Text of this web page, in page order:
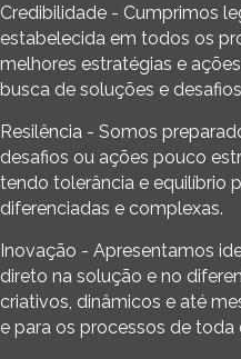
Credibilidade - Cumprimos
estabelecida em todos os
melhores estratégias e
busca de soluções e
Resilência - Somos
desafios ou ações pouco
tendo tolerância e equilíbrio
diferenciadas e complexas.
Inovação - Apresentamos
direto na solução e no
criativos, dinâmicos e até
e para os processos de toda